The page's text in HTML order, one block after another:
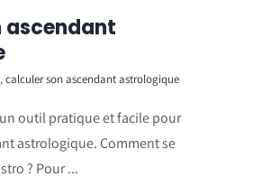
ascendant
,calculer son ascendant astrologique
outil pratique et facile pour
astrologique. Comment se
? Pour ...